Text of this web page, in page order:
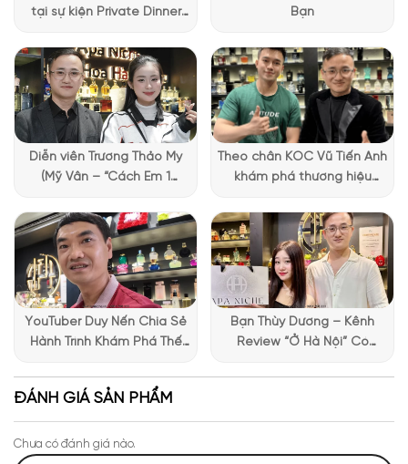
điểm nổi bật.Thân chai được làm bằng thuỷ tinh
thân chai càng đen đặc lại.
Phần nhãn dán trên chai được
thiết kế tỉ mỉ, với tên thương hiệu và logo ấn tượng. Đặc biệt,
phần nắp chai được phủ lớp màu vàng gold mang lại cảm
giác sang trọng và cao cấp.
tại sự kiện Private Dinner
Vietnam
Bạn
Diễn viên Trương Thảo My
(Mỹ Vân – “Cách Em 1
chia sẻ trải nghiệm chọn
nước hoa đầy thú vị
Theo chân KOC Vũ Tiến Anh
khám phá thương hiệu
YouTuber Duy Nến Chia Sẻ
Hành Trình Khám Phá Thế
Bạn Thùy Dương – Kênh
Review “Ở Hà Nội” Có
ĐÁNH GIÁ SẢN PHẨM
Chưa có đánh giá nào.